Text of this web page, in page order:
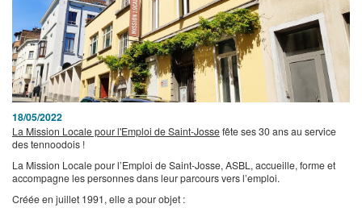
18/05/2022
La Mission Locale pour l'Emploi de Saint-Jossefête ses 30 ans au service
des tennoodois !
La Mission Locale pour l’Emploi de Saint-Josse, ASBL, accueille, forme et
accompagne les personnes dans leur parcours vers l’emploi.
Créée en juillet 1991, elle a pour objet :